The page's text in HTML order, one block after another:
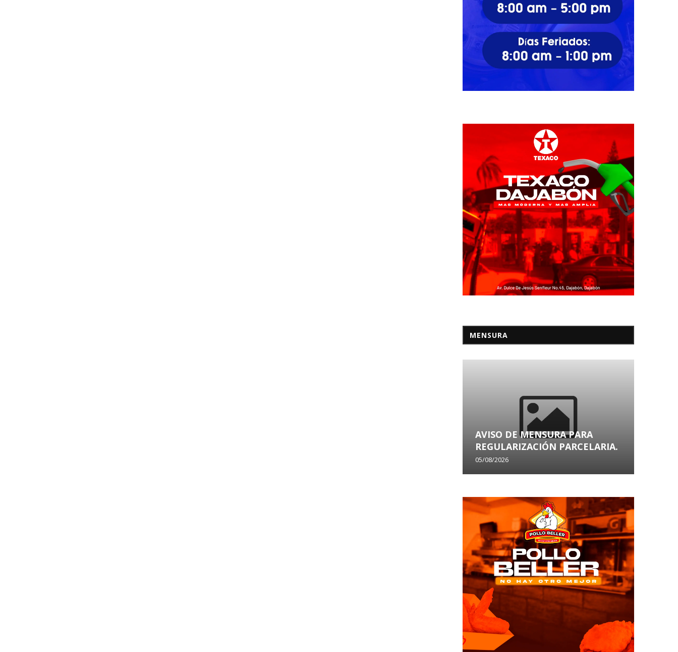
MENSURA
AVISO DE MENSURA PARA
REGULARIZACIÓN PARCELARIA.
05/08/2026